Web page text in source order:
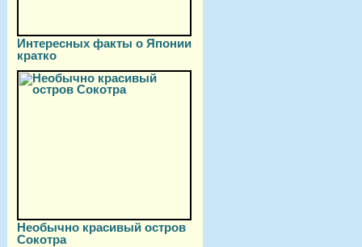
Интересных факты о Японии
кратко
Необычно красивый остров
Сокотра